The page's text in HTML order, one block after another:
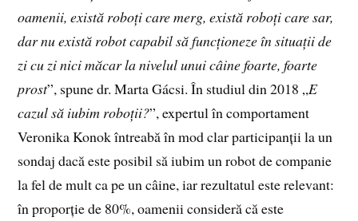
oamenii, există roboți care merg, există roboți care sar,
dar nu există robot capabil să funcționeze în situații de
zi cu zi nici măcar la nivelul unui câine foarte, foarte
prost”, spune dr. Marta Gácsi. În studiul din 2018 „E
cazul să iubim roboții?”, expertul în comportament
Veronika Konok întreabă în mod clar participanții la un
sondaj dacă este posibil să iubim un robot de companie
la fel de mult ca pe un câine, iar rezultatul este relevant:
în proporție de 80%, oamenii consideră că este